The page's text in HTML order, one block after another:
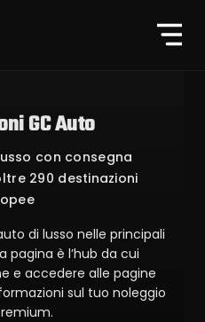
GC Auto
con consegna
290 destinazioni
di lusso nelle principali
pagina è l’hub da cui
e accedere alle pagine
sul tuo noleggio